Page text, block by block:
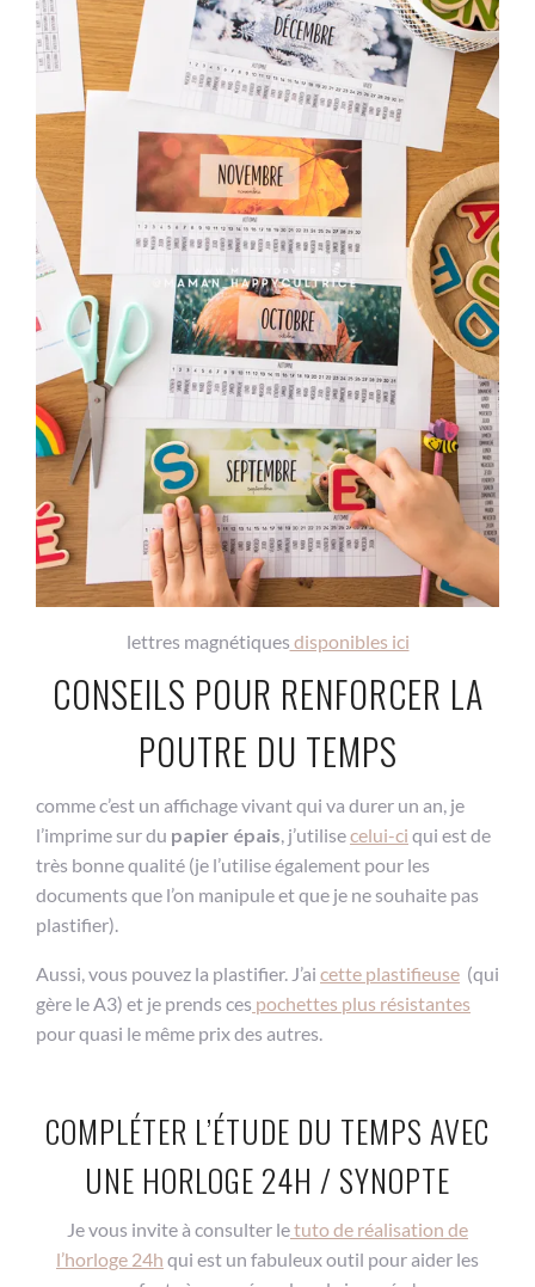
lettres magnétiques disponibles ici
CONSEILS POUR RENFORCER LA
POUTRE DU TEMPS
comme c’est un affichage vivant qui va durer un an, je
l’imprime sur du papier épais, j’utilisecelui-ci qui est de
très bonne qualité (je l’utilise également pour les
documents que l’on manipule et que je ne souhaite pas
plastifier).
Aussi, vous pouvez la plastifier. J’ai cette plastifieuse (qui
gère le A3) et je prends ces pochettes plus résistantes
pour quasi le même prix des autres.
COMPLÉTER L’ÉTUDE DU TEMPS AVEC
UNE HORLOGE 24H / SYNOPTE
Je vous invite à consulter letuto de réalisation de
l’horloge 24h qui est un fabuleux outil pour aider les